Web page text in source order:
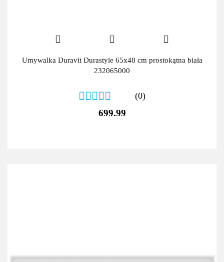
Umywalka Duravit Durastyle 65x48 cm prostokątna biała
232065000
(0)
699.99